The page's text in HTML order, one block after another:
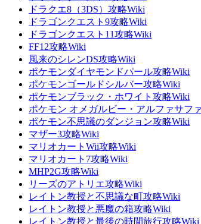
ドラクエ8（3DS）攻略Wiki
ドラゴンクエスト9攻略Wiki
ドラゴンクエスト11攻略Wiki
FF12攻略Wiki
風来のシレンDS攻略Wiki
ポケモンダイヤモンドパール攻略Wiki
ポケモンゴールドシルバー攻略Wiki
ポケモンブラック・ホワイト攻略Wiki
ポケモン オメガルビー・アルファサフ
ポケモン不思議のダンジョン攻略Wiki
マザー3攻略Wiki
マリオカートWii攻略Wiki
マリオカート7攻略Wiki
MHP2G攻略Wiki
リーズのアトリエ攻略Wiki
レイトン教授と不思議な町攻略Wiki
レイトン教授と悪魔の箱攻略Wiki
レイトン教授と最後の時間旅行攻略Wiki